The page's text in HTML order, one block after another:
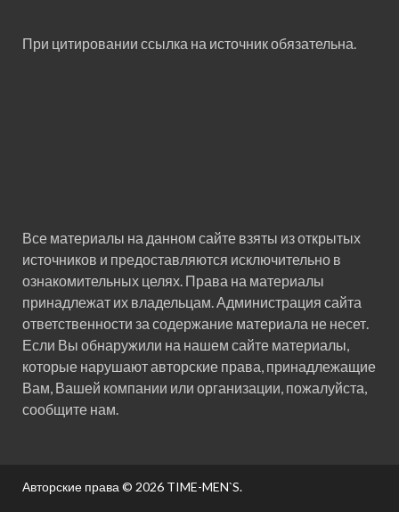
При цитировании ссылка на источник обязательна.
Все материалы на данном сайте взяты из открытых
источников и предоставляются исключительно в
ознакомительных целях. Права на материалы
принадлежат их владельцам. Администрация сайта
ответственности за содержание материала не несет.
Если Вы обнаружили на нашем сайте материалы,
которые нарушают авторские права, принадлежащие
Вам, Вашей компании или организации, пожалуйста,
сообщите нам.
Авторские права © 2026 TIME-MEN`S.